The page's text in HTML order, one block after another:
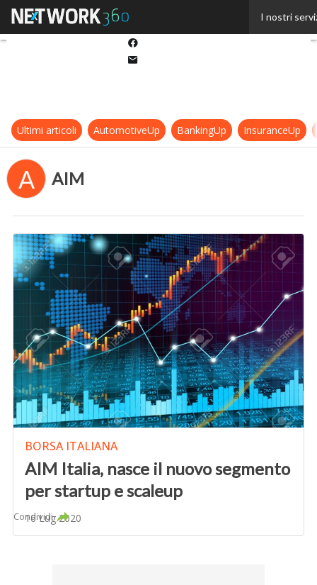
I nostri
Ultimi articoli AutomotiveUp BankingUp InsuranceUp
A AIM
BORSA ITALIANA
AIM Italia, nasce il nuovo segmento
per startup e scaleup
16 Lug 2020
Condividi